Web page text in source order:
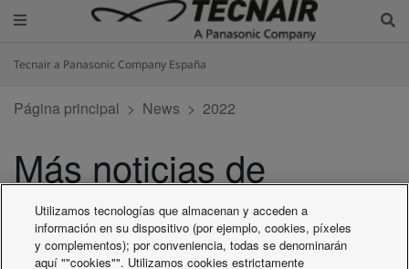
Tecnair a Panasonic Company España
Página principal News 2022
Más noticias de
Panasonic
Utilizamos tecnologías que almacenan y acceden a
información en su dispositivo (por ejemplo, cookies, píxeles
y complementos); por conveniencia, todas se denominarán
aquí ""cookies"". Utilizamos cookies estrictamente